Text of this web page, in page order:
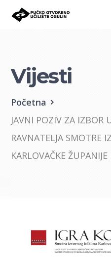
Vijesti
Početna
JAVNI POZIV ZA IZBOR
RAVNATELJA SMOTRE
KARLOVAČKE